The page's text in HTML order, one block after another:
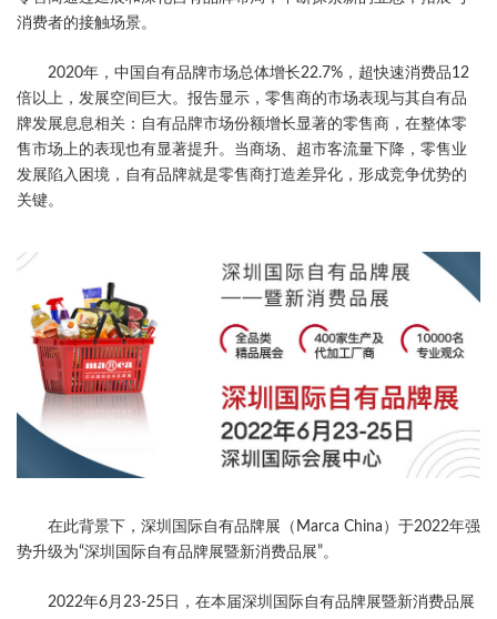
消费者的接触场景。
2020年，中国自有品牌市场总体增长22.7%，超快速消费品12
倍以上，发展空间巨大。报告显示，零售商的市场表现与其自有品
牌发展息息相关：自有品牌市场份额增长显著的零售商，在整体零
售市场上的表现也有显著提升。当商场、超市客流量下降，零售业
发展陷入困境，自有品牌就是零售商打造差异化，形成竞争优势的
关键。
在此背景下，深圳国际自有品牌展（Marca China）于2022年强
势升级为“深圳国际自有品牌展暨新消费品展”。
2022年6月23-25日，在本届深圳国际自有品牌展暨新消费品展